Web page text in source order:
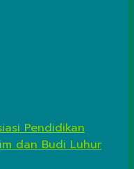
Pendidikan
dan Budi Luhur